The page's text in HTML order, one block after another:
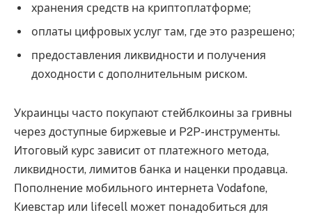
хранения средств на криптоплатформе;
оплаты цифровых услуг там, где это разрешено;
предоставления ликвидности и получения
доходности с дополнительным риском.
Украинцы часто покупают стейблкоины за гривны
через доступные биржевые и P2P-инструменты.
Итоговый курс зависит от платежного метода,
ликвидности, лимитов банка и наценки продавца.
Пополнение мобильного интернета Vodafone,
Киевстар или lifecell может понадобиться для